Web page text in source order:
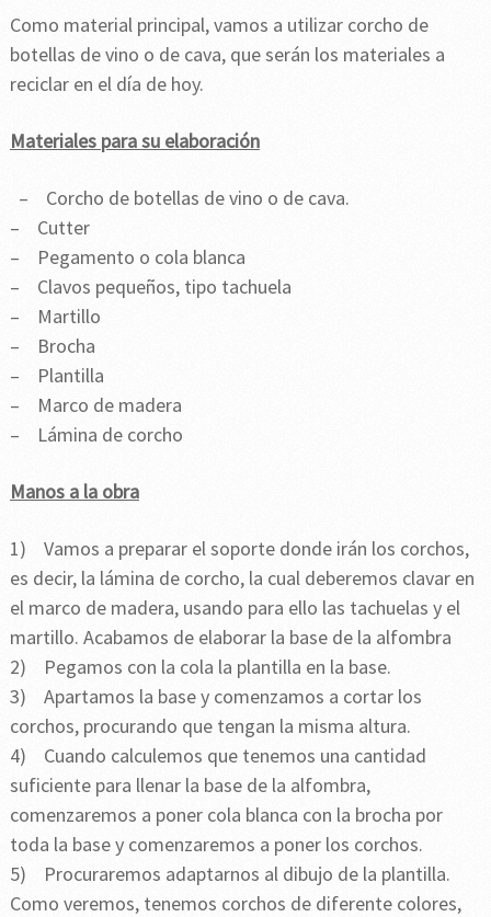
Como material principal, vamos a utilizar corcho de
botellas de vino o de cava, que serán los materiales a
reciclar en el día de hoy.
Materiales para su elaboración
– Corcho de botellas de vino o de cava.
– Cutter
– Pegamento o cola blanca
– Clavos pequeños, tipo tachuela
– Martillo
– Brocha
– Plantilla
– Marco de madera
– Lámina de corcho
Manos a la obra
1) Vamos a preparar el soporte donde irán los corchos,
es decir, la lámina de corcho, la cual deberemos clavar en
el marco de madera, usando para ello las tachuelas y el
martillo. Acabamos de elaborar la base de la alfombra
2) Pegamos con la cola la plantilla en la base.
3) Apartamos la base y comenzamos a cortar los
corchos, procurando que tengan la misma altura.
4) Cuando calculemos que tenemos una cantidad
suficiente para llenar la base de la alfombra,
comenzaremos a poner cola blanca con la brocha por
toda la base y comenzaremos a poner los corchos.
5) Procuraremos adaptarnos al dibujo de la plantilla.
Como veremos, tenemos corchos de diferente colores,